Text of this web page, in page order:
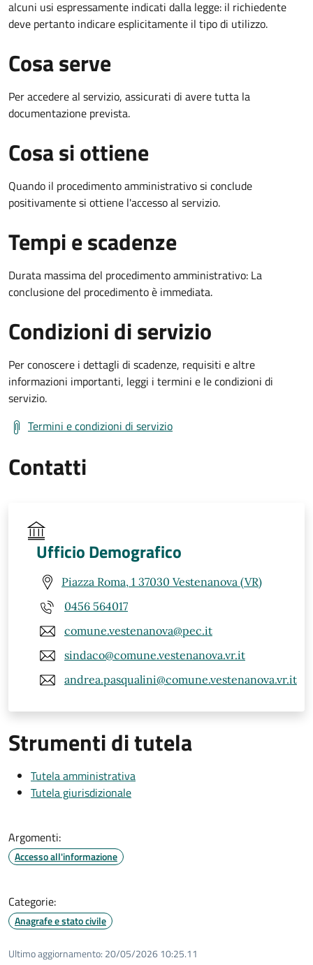
alcuni usi espressamente indicati dalla legge: il richiedente
deve pertanto indicare esplicitamente il tipo di utilizzo.
Cosa serve
Per accedere al servizio, assicurati di avere tutta la
documentazione prevista.
Cosa si ottiene
Quando il procedimento amministrativo si conclude
positivamente si ottiene l'accesso al servizio.
Tempi e scadenze
Durata massima del procedimento amministrativo: La
conclusione del procedimento è immediata.
Condizioni di servizio
Per conoscere i dettagli di scadenze, requisiti e altre
informazioni importanti, leggi i termini e le condizioni di
servizio.
Termini e condizioni di servizio
Contatti
Ufficio Demografico
Piazza Roma, 1 37030 Vestenanova (VR)
0456 564017
comune.vestenanova@pec.it
sindaco@comune.vestenanova.vr.it
andrea.pasqualini@comune.vestenanova.vr.it
Strumenti di tutela
Tutela amministrativa
Tutela giurisdizionale
Argomenti:
Accesso all'informazione
Categorie:
Anagrafe e stato civile
Ultimo aggiornamento: 20/05/2026 10:25.11